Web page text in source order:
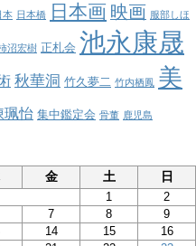
本 日本橋 日本画 映画 服部しほ
沼宏樹 正札会 池永康晟
秋華洞 竹久夢二 竹内栖鳳 美
珮怡 集中鑑定会 骨董 鹿児島
金 土 日
1
2
7 8
9
14 15
16